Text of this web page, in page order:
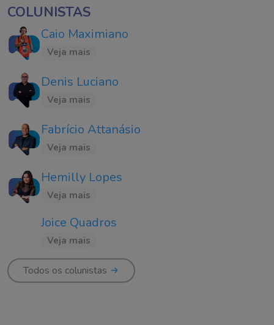
COLUNISTAS
Caio Maximiano
Veja mais
Denis Luciano
Veja mais
Fabrício Attanásio
Veja mais
Hemilly Lopes
Veja mais
Joice Quadros
Veja mais
Todos os colunistas